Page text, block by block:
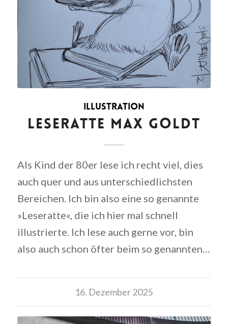
ILLUSTRATION
LESERATTE MAX GOLDT
Als Kind der 80er lese ich recht viel, dies
auch quer und aus unterschiedlichsten
Bereichen. Ich bin also eine so genannte
»Leseratte«, die ich hier mal schnell
illustrierte. Ich lese auch gerne vor, bin
also auch schon öfter beim so genannten…
16. Dezember 2025